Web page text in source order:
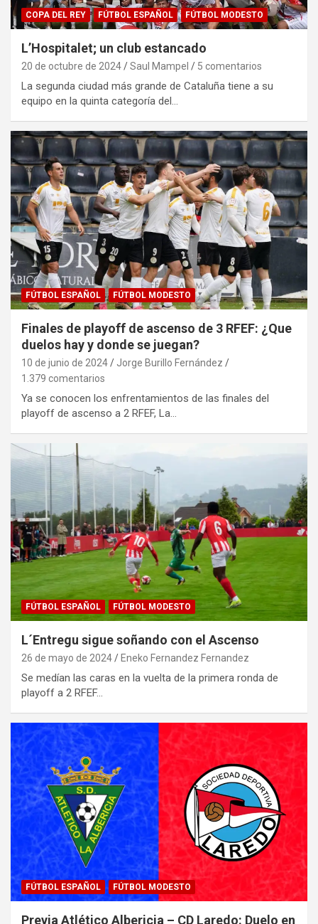
COPA DEL REY FÚTBOL ESPAÑOL FÚTBOL MODESTO
L’Hospitalet; un club estancado
20 de octubre de 2024 Saul Mampel 5 comentarios
La segunda ciudad más grande de Cataluña tiene a su
equipo en la quinta categoría del…
FÚTBOL ESPAÑOL FÚTBOL MODESTO
Finales de playoff de ascenso de 3 RFEF: ¿Que
duelos hay y donde se juegan?
10 de junio de 2024
Jorge Burillo Fernández
1.379 comentarios
Ya se conocen los enfrentamientos de las finales del
playoff de ascenso a 2 RFEF, La…
FÚTBOL ESPAÑOL FÚTBOL MODESTO
L´Entregu sigue soñando con el Ascenso
26 de mayo de 2024 Eneko Fernandez Fernandez
Se medían las caras en la vuelta de la primera ronda de
playoff a 2 RFEF…
FÚTBOL ESPAÑOL FÚTBOL MODESTO
Previa Atlético Albericia – CD Laredo: Duelo en